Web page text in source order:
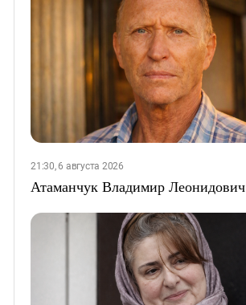
21:30, 6 августа 2026
Атаманчук Владимир Леонидович